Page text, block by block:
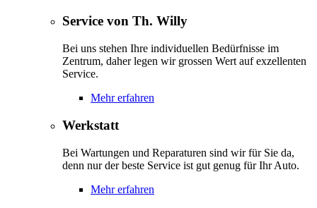
Service von Th. Willy
Bei uns stehen Ihre individuellen Bedürfnisse im
Zentrum, daher legen wir grossen Wert auf exzellenten
Service.
Mehr erfahren
Werkstatt
Bei Wartungen und Reparaturen sind wir für Sie da,
denn nur der beste Service ist gut genug für Ihr Auto.
Mehr erfahren